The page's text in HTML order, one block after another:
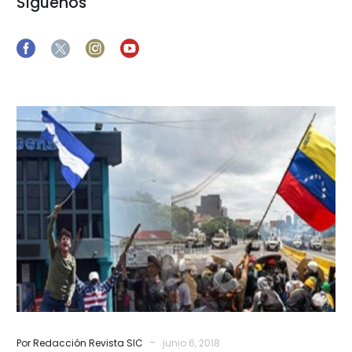
Por Redacción Revista SIC - junio 6, 2018